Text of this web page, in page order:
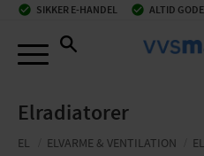
check_circle SIKKER E-HANDEL check_circle ALTID
Elradiatorer
EL ELVARME & VENTILATION